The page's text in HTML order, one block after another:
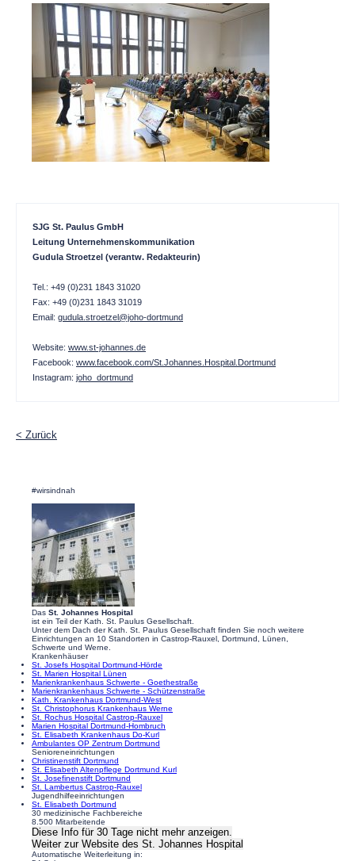
SJG St. Paulus GmbH
Leitung Unternehmenskommunikation
Gudula Stroetzel (verantw. Redakteurin)
Tel.: +49 (0)231 1843 31020
Fax: +49 (0)231 1843 31019
Email: gudula.stroetzel@joho-dortmund
Website: www.st-johannes.de
Facebook: www.facebook.com/St.Johannes.Hospital.Dortmund
Instagram: joho_dortmund
Zurück
#wirsindnah
Das St. Johannes Hospital
ist ein Teil der Kath. St. Paulus Gesellschaft.
Unter dem Dach der Kath. St. Paulus Gesellschaft finden Sie noch weitere
Einrichtungen an 10 Standorten in Castrop-Rauxel, Dortmund, Lünen,
Schwerte und Werne.
Krankenhäuser
St. Josefs Hospital Dortmund-Hörde
St. Marien Hospital Lünen
Marienkrankenhaus Schwerte - Goethestraße
Marienkrankenhaus Schwerte - Schützenstraße
Kath. Krankenhaus Dortmund-West
St. Christophorus Krankenhaus Werne
St. Rochus Hospital Castrop-Rauxel
Marien Hospital Dortmund-Hombruch
St. Elisabeth Krankenhaus Do-Kurl
Ambulantes OP Zentrum Dortmund
Senioreneinrichtungen
Christinenstift Dortmund
St. Elisabeth Altenpflege Dortmund Kurl
St. Josefinenstift Dortmund
St. Lambertus Castrop-Rauxel
Jugendhilfeeinrichtungen
St. Elisabeth Dortmund
30 medizinische Fachbereiche
8.500 Mitarbeitende
Diese Info für 30 Tage nicht mehr anzeigen.
Weiter zur Website des St. Johannes Hospital
Automatische Weiterleitung in: